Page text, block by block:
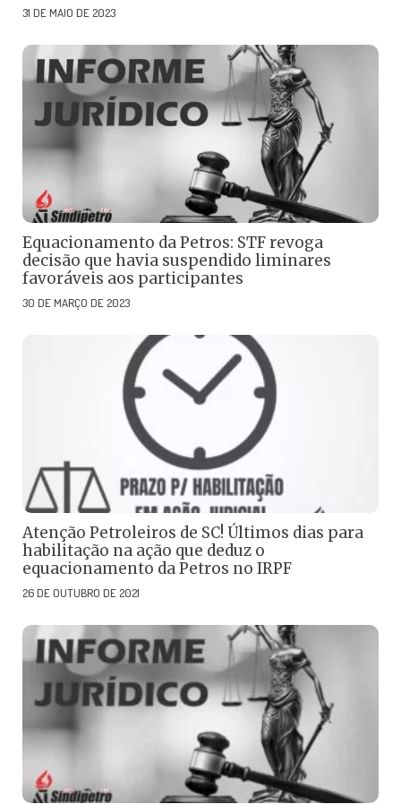
31 DE MAIO DE 2023
Equacionamento da Petros: STF revoga
decisão que havia suspendido liminares
favoráveis aos participantes
30 DE MARÇO DE 2023
Atenção Petroleiros de SC! Últimos dias para
habilitação na ação que deduz o
equacionamento da Petros no IRPF
26 DE OUTUBRO DE 2021